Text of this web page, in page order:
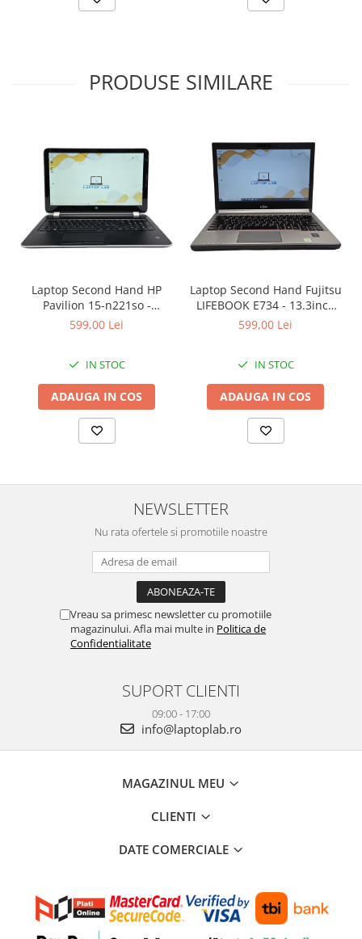
PRODUSE SIMILARE
Laptop Second Hand HP
Pavilion 15-n221so -
15.6inch AMD A6-5200 1GB
10 Refurbished
599,00 Lei
IN STOC
ADAUGA IN COS
Laptop Second Hand Fujitsu
LIFEBOOK E734 - 13.3inch
Intel I5-4310M 8GB RAM
599,00 Lei
IN STOC
ADAUGA IN COS
NEWSLETTER
Nu rata ofertele si promotiile noastre
Vreau sa primesc newsletter cu promotiile
magazinului. Afla mai multe in Politica de
Confidentialitate
SUPORT CLIENTI
09:00 - 17:00
info@laptoplab.ro
MAGAZINUL MEU
CLIENTI
DATE COMERCIALE